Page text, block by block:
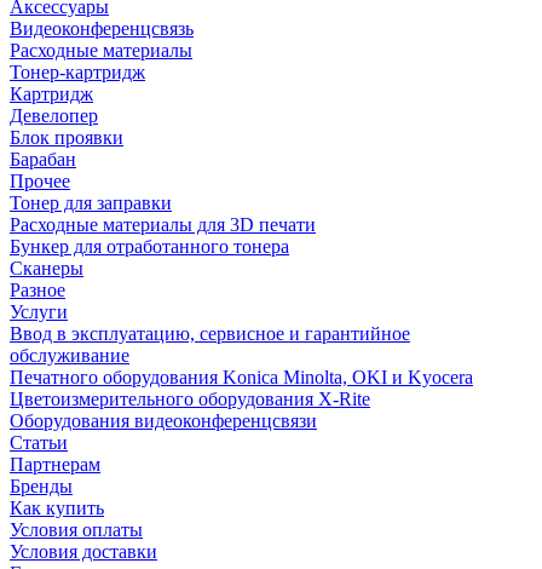
Аксессуары
Видеоконференцсвязь
Расходные материалы
Тонер-картридж
Картридж
Девелопер
Блок проявки
Барабан
Прочее
Тонер для заправки
Расходные материалы для 3D печати
Бункер для отработанного тонера
Сканеры
Разное
Услуги
Ввод в эксплуатацию, сервисное и гарантийное
обслуживание
Печатного оборудования Konica Minolta, OKI и Kyocera
Цветоизмерительного оборудования X-Rite
Оборудования видеоконференцсвязи
Статьи
Партнерам
Бренды
Как купить
Условия оплаты
Условия доставки